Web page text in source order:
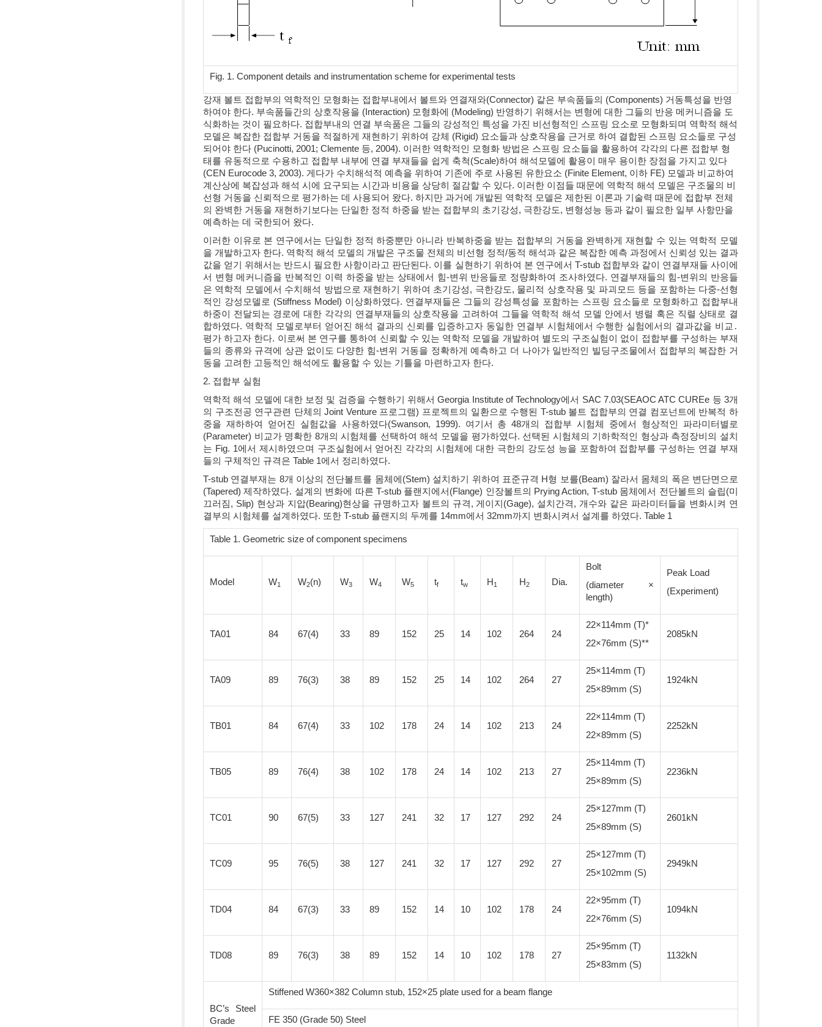
Fig. 1. Component details and instrumentation scheme for experimental tests
강재 볼트 접합부의 역학적인 모형화는 접합부내에서 볼트와 연결재와(Connector) 같은 부속품들의 (Components) 거동특성을 반영
하여야 한다. 부속품들간의 상호작용을 (Interaction) 모형화에 (Modeling) 반영하기 위해서는 변형에 대한 그들의 반응 메커니즘을 도
식화하는 것이 필요하다. 접합부내의 연결 부속품은 그들의 강성적인 특성을 가진 비선형적인 스프링 요소로 모형화되며 역학적 해석
모델은 복잡한 접합부 거동을 적절하게 재현하기 위하여 강체 (Rigid) 요소들과 상호작용을 근거로 하여 결합된 스프링 요소들로 구성
되어야 한다 (Pucinotti, 2001; Clemente 등, 2004). 이러한 역학적인 모형화 방법은 스프링 요소들을 활용하여 각각의 다른 접합부 형
태를 유동적으로 수용하고 접합부 내부에 연결 부재들을 쉽게 축척(Scale)하여 해석모델에 활용이 매우 용이한 장점을 가지고 있다
(CEN Eurocode 3, 2003). 게다가 수치해석적 예측을 위하여 기존에 주로 사용된 유한요소 (Finite Element, 이하 FE) 모델과 비교하여
계산상에 복잡성과 해석 시에 요구되는 시간과 비용을 상당히 절감할 수 있다. 이러한 이점들 때문에 역학적 해석 모델은 구조물의 비
선형 거동을 신뢰적으로 평가하는 데 사용되어 왔다. 하지만 과거에 개발된 역학적 모델은 제한된 이론과 기술력 때문에 접합부 전체
의 완벽한 거동을 재현하기보다는 단일한 정적 하중을 받는 접합부의 초기강성, 극한강도, 변형성능 등과 같이 필요한 일부 사항만을
예측하는 데 국한되어 왔다.
이러한 이유로 본 연구에서는 단일한 정적 하중뿐만 아니라 반복하중을 받는 접합부의 거동을 완벽하게 재현할 수 있는 역학적 모델
을 개발하고자 한다. 역학적 해석 모델의 개발은 구조물 전체의 비선형 정적/동적 해석과 같은 복잡한 예측 과정에서 신뢰성 있는 결과
값을 얻기 위해서는 반드시 필요한 사항이라고 판단된다. 이를 실현하기 위하여 본 연구에서 T-stub 접합부와 같이 연결부재들 사이에
서 변형 메커니즘을 반복적인 이력 하중을 받는 상태에서 힘-변위 반응들로 정량화하여 조사하였다. 연결부재들의 힘-변위의 반응들
은 역학적 모델에서 수치해석 방법으로 재현하기 위하여 초기강성, 극한강도, 물리적 상호작용 및 파괴모드 등을 포함하는 다중-선형
적인 강성모델로 (Stiffness Model) 이상화하였다. 연결부재들은 그들의 강성특성을 포함하는 스프링 요소들로 모형화하고 접합부내
하중이 전달되는 경로에 대한 각각의 연결부재들의 상호작용을 고려하여 그들을 역학적 해석 모델 안에서 병렬 혹은 직렬 상태로 결
합하였다. 역학적 모델로부터 얻어진 해석 결과의 신뢰를 입증하고자 동일한 연결부 시험체에서 수행한 실험에서의 결과값을 비교․
평가 하고자 한다. 이로써 본 연구를 통하여 신뢰할 수 있는 역학적 모델을 개발하여 별도의 구조실험이 없이 접합부를 구성하는 부재
들의 종류와 규격에 상관 없이도 다양한 힘-변위 거동을 정확하게 예측하고 더 나아가 일반적인 빌딩구조물에서 접합부의 복잡한 거
동을 고려한 고등적인 해석에도 활용할 수 있는 기틀을 마련하고자 한다.
2. 접합부 실험
역학적 해석 모델에 대한 보정 및 검증을 수행하기 위해서 Georgia Institute of Technology에서 SAC 7.03(SEAOC ATC CUREe 등 3개
의 구조전공 연구관련 단체의 Joint Venture 프로그램) 프로젝트의 일환으로 수행된 T-stub 볼트 접합부의 연결 컴포넌트에 반복적 하
중을 재하하여 얻어진 실험값을 사용하였다(Swanson, 1999). 여기서 총 48개의 접합부 시험체 중에서 형상적인 파라미터별로
(Parameter) 비교가 명확한 8개의 시험체를 선택하여 해석 모델을 평가하였다. 선택된 시험체의 기하학적인 형상과 측정장비의 설치
는 Fig. 1에서 제시하였으며 구조실험에서 얻어진 각각의 시험체에 대한 극한의 강도성 능을 포함하여 접합부를 구성하는 연결 부재
들의 구체적인 규격은 Table 1에서 정리하였다.
T-stub 연결부재는 8개 이상의 전단볼트를 몸체에(Stem) 설치하기 위하여 표준규격 H형 보를(Beam) 잘라서 몸체의 폭은 변단면으로
(Tapered) 제작하였다. 설계의 변화에 따른 T-stub 플랜지에서(Flange) 인장볼트의 Prying Action, T-stub 몸체에서 전단볼트의 슬립(미
끄러짐, Slip) 현상과 지압(Bearing)현상을 규명하고자 볼트의 규격, 게이지(Gage), 설치간격, 개수와 같은 파라미터들을 변화시켜 연
결부의 시험체를 설계하였다. 또한 T-stub 플랜지의 두께를 14mm에서 32mm까지 변화시켜서 설계를 하였다. Table 1
Table 1. Geometric size of component specimens
Model W1 W2(n) W3 W4 W5 tf tw H1 H2 Dia.
Bolt
(diameter ×
length)
Peak Load
(Experiment)
TA01 84 67(4) 33 89 152 25 14 102 264 24
22×114mm (T)*
22×76mm (S)**
2085kN
TA09 89 76(3) 38 89 152 25 14 102 264 27
25×114mm (T)
25×89mm (S)
1924kN
TB01 84 67(4) 33 102 178 24 14 102 213 24
22×114mm (T)
22×89mm (S)
2252kN
TB05 89 76(4) 38 102 178 24 14 102 213 27
25×114mm (T)
25×89mm (S)
2236kN
TC01 90 67(5) 33 127 241 32 17 127 292 24
25×127mm (T)
25×89mm (S)
2601kN
TC09 95 76(5) 38 127 241 32 17 127 292 27
25×127mm (T)
25×102mm (S)
2949kN
TD04 84 67(3) 33 89 152 14 10 102 178 24
22×95mm (T)
22×76mm (S)
1094kN
TD08 89 76(3) 38 89 152 14 10 102 178 27
25×95mm (T)
25×83mm (S)
1132kN
BC’s Steel
Grade
Stiffened W360×382 Column stub, 152×25 plate used for a beam flange
FE 350 (Grade 50) Steel